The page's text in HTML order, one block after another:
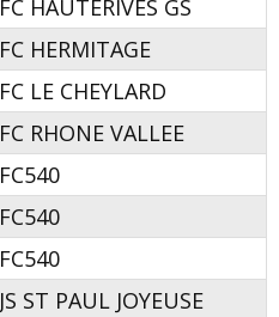
FC HAUTERIVES GS
FC HERMITAGE
FC LE CHEYLARD
FC RHONE VALLEE
FC540
FC540
FC540
JS ST PAUL JOYEUSE